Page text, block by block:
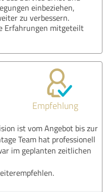
einbeziehen,
zu verbessern.
Erfahrungen mitgeteilt
Empfehlung
ist vom Angebot bis zur
Team hat professionell
im geplanten zeitlichen